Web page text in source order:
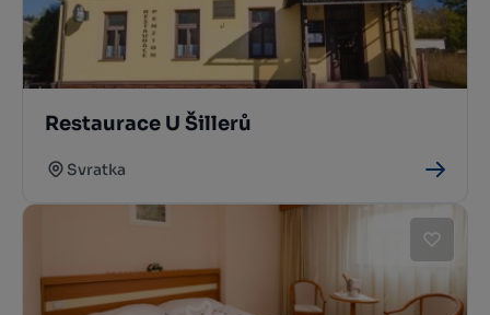
Restaurace U Šillerů
Svratka